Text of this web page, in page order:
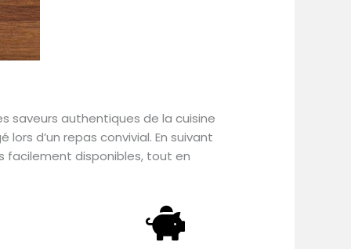
saveurs authentiques de la cuisine
d’un repas convivial. En suivant
facilement disponibles, tout en